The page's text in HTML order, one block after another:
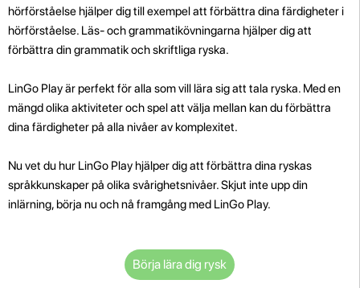
hörförståelse hjälper dig till exempel att förbättra dina färdigheter i
hörförståelse. Läs- och grammatikövningarna hjälper dig att
förbättra din grammatik och skriftliga ryska.
LinGo Play är perfekt för alla som vill lära sig att tala ryska. Med en
mängd olika aktiviteter och spel att välja mellan kan du förbättra
dina färdigheter på alla nivåer av komplexitet.
Nu vet du hur LinGo Play hjälper dig att förbättra dina ryskas
språkkunskaper på olika svårighetsnivåer. Skjut inte upp din
inlärning, börja nu och nå framgång med LinGo Play.
Börja lära dig rysk